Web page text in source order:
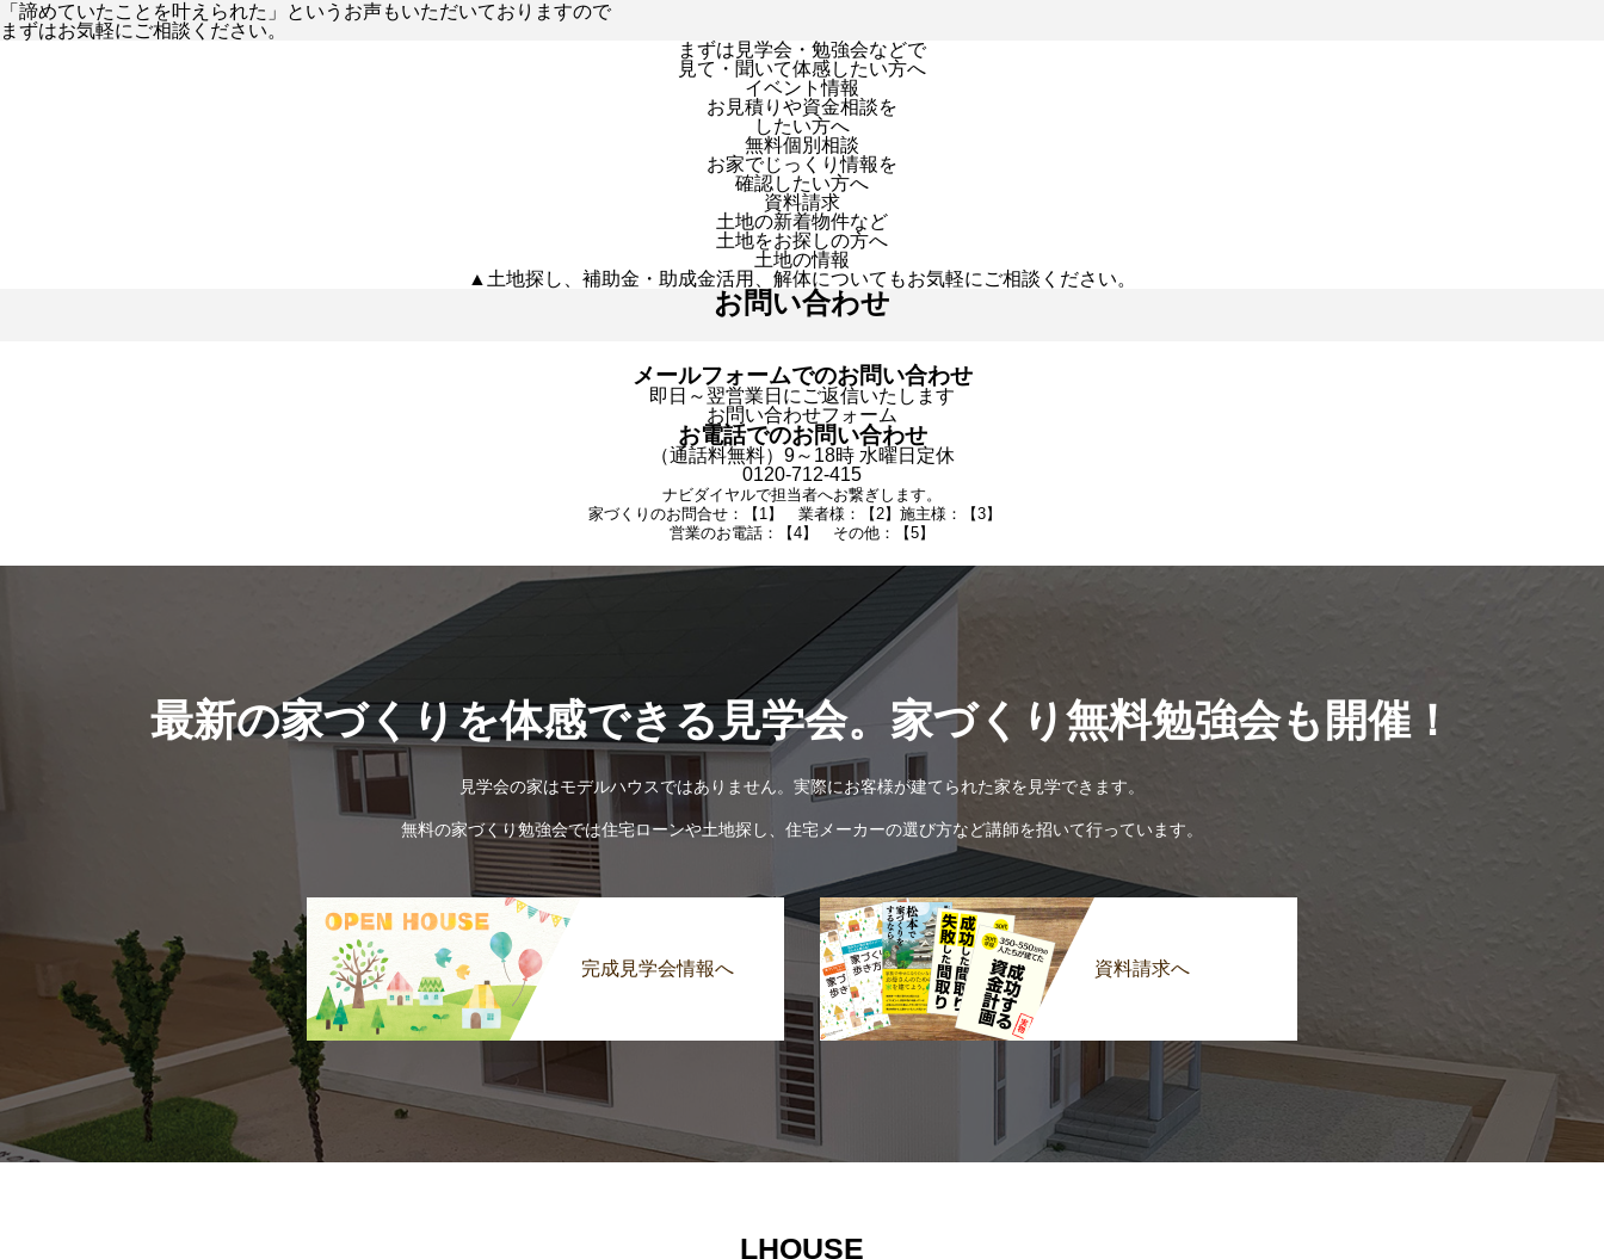
「諦めていたことを叶えられた」というお声もいただいておりますので
まずはお気軽にご相談ください。
まずは見学会・勉強会などで
見て・聞いて体感したい方へ
イベント情報
お見積りや資金相談を
したい方へ
無料個別相談
お家でじっくり情報を
確認したい方へ
資料請求
土地の新着物件など
土地をお探しの方へ
土地の情報
▲土地探し、補助金・助成金活用、解体についてもお気軽にご相談ください。
お問い合わせ
メールフォームでのお問い合わせ
即日～翌営業日にご返信いたします
お問い合わせフォーム
お電話でのお問い合わせ
（通話料無料）9～18時 水曜日定休
0120-712-415
ナビダイヤルで担当者へお繋ぎします。
家づくりのお問合せ：【1】 業者様：【2】施主様：【3】
営業のお電話：【4】 その他：【5】
最新の家づくりを体感できる見学会。家づくり無料勉強会も開催！
見学会の家はモデルハウスではありません。実際にお客様が建てられた家を見学できます。
無料の家づくり勉強会では住宅ローンや土地探し、住宅メーカーの選び方など講師を招いて行っています。
完成見学会情報へ 資料請求へ
LHOUSE